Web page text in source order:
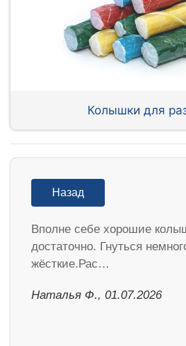
Колышки для
Назад
Вполне себе хорошие
достаточно. Гнуться
жёсткие.Рас…
Наталья Ф., 01.07.2026